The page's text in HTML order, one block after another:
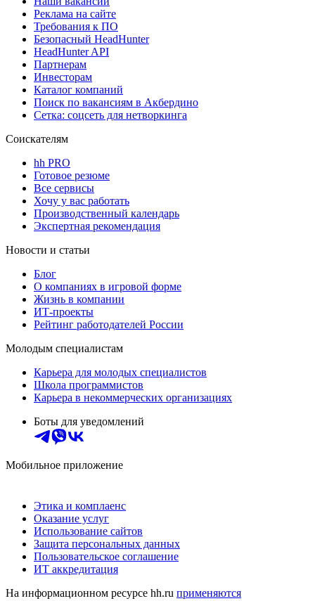
Реклама на сайте
Требования к ПО
Безопасный HeadHunter
HeadHunter API
Партнерам
Инвесторам
Каталог компаний
Поиск по вакансиям в Акбердино
Сетка: соцсеть для нетворкинга
Соискателям
hh PRO
Готовое резюме
Все сервисы
Хочу у вас работать
Производственный календарь
Экспертная рекомендация
Новости и статьи
Блог
О компаниях в игровой форме
Жизнь в компании
ИТ-проекты
Рейтинг работодателей России
Молодым специалистам
Карьера для молодых специалистов
Школа программистов
Карьера в некоммерческих организациях
Боты для уведомлений
Мобильное приложение
Этика и комплаенс
Оказание услуг
Использование сайтов
Защита персональных данных
Пользовательское соглашение
ИТ аккредитация
На информационном ресурсе hh.ru применяются